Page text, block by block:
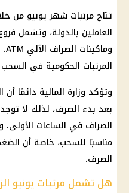
تتاح مرتبات شهر يونيو من
العاملين بالدولة، وتشمل
وماكينات الصراف الآلي ATM. ويمكن للموظف استخدام بطاقة
المرتبات الحكومية في السحب
وتؤكد وزارة المالية دائمًا أن
بعد بدء الصرف، لذلك لا
الصراف في الساعات الأولى.
مناسبًا للسحب، خاصة أن
الصرف.
هل تشمل مرتبات يونيو